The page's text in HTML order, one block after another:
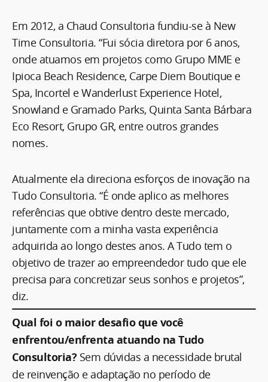
Em 2012, a Chaud Consultoria fundiu-se à New
Time Consultoria. “Fui sócia diretora por 6 anos,
onde atuamos em projetos como Grupo MME e
Ipioca Beach Residence, Carpe Diem Boutique e
Spa, Incortel e Wanderlust Experience Hotel,
Snowland e Gramado Parks, Quinta Santa Bárbara
Eco Resort, Grupo GR, entre outros grandes
nomes.
Atualmente ela direciona esforços de inovação na
Tudo Consultoria. “É onde aplico as melhores
referências que obtive dentro deste mercado,
juntamente com a minha vasta experiência
adquirida ao longo destes anos. A Tudo tem o
objetivo de trazer ao empreendedor tudo que ele
precisa para concretizar seus sonhos e projetos”,
diz.
Qual foi o maior desafio que você
enfrentou/enfrenta atuando na Tudo
Consultoria? Sem dúvidas a necessidade brutal
de reinvenção e adaptação no período de